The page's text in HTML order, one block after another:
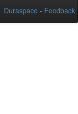
Duraspace - Feedback